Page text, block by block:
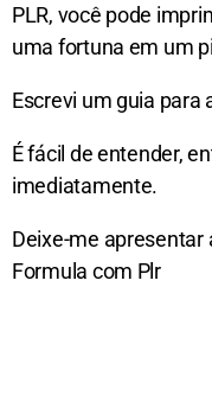
PLR, você pode
uma fortuna em um
Escrevi um guia para
É fácil de entender,
imediatamente.
Deixe-me apresentar
Formula com Plr